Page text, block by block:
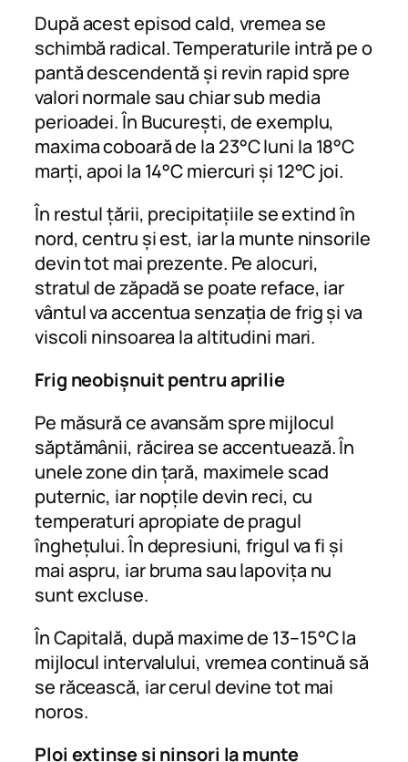
După acest episod cald, vremea se
schimbă radical. Temperaturile intră pe o
pantă descendentă și revin rapid spre
valori normale sau chiar sub media
perioadei. În București, de exemplu,
maxima coboară de la 23°C luni la 18°C
marți, apoi la 14°C miercuri și 12°C joi.
În restul țării, precipitațiile se extind în
nord, centru și est, iar la munte ninsorile
devin tot mai prezente. Pe alocuri,
stratul de zăpadă se poate reface, iar
vântul va accentua senzația de frig și va
viscoli ninsoarea la altitudini mari.
Frig neobișnuit pentru aprilie
Pe măsură ce avansăm spre mijlocul
săptămânii, răcirea se accentuează. În
unele zone din țară, maximele scad
puternic, iar nopțile devin reci, cu
temperaturi apropiate de pragul
înghețului. În depresiuni, frigul va fi și
mai aspru, iar bruma sau lapovița nu
sunt excluse.
În Capitală, după maxime de 13–15°C la
mijlocul intervalului, vremea continuă să
se răcească, iar cerul devine tot mai
noros.
Ploi extinse și ninsori la munte